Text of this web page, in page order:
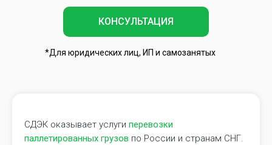
КОНСУЛЬТАЦИЯ
*Для юридических лиц, ИП и самозанятых
СДЭК оказывает услуги перевозки
паллетированных грузов по России и странам СНГ.